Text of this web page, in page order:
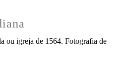
ou igreja de 1564. Fotografia de